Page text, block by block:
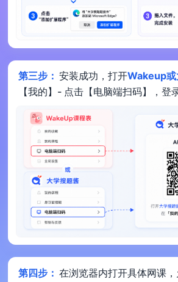
第三步： 安装成功，打开Wakeup或
【我的】- 点击【电脑端扫码】，登
第四步： 在浏览器内打开具体网课